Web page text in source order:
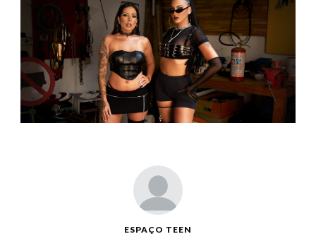
ESPAÇO TEEN